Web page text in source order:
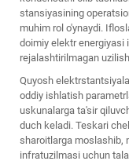
stansiyasining
muhim rol o'ynaydi.
doimiy elektr energiyasi
rejalashtirilmagan
Quyosh
oddiy ishlatish
uskunalarga ta'sir
duch keladi. Teskari
sharoitlarga moslashib,
infratuzilmasi uchun